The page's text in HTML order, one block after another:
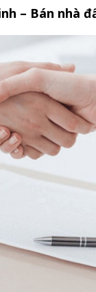
– Bán nhà